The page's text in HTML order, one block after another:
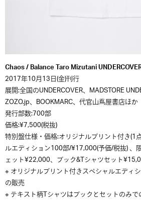
Chaos / Balance Taro Mizutani
2017年10月13日(金)刊行
展開:全国のUNDERCOVER、MADSTORE
ZOZO.jp、BOOKMARC、代官山蔦屋書店ほか
発行部数:700部
価格:¥7,500(税抜)
特別盤仕様・価格:オリジナルプリント付き(1
ルエディション100部/¥17,000(予価/税抜) 、
ェット¥22,000、ブック&Tシャツセット
※ オリジナルプリント付きスペシャルエディ
の販売
※ テキスト柄Tシャツはブックとセットのみ